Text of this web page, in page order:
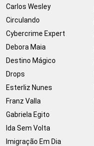
Carlos Wesley
Circulando
Cybercrime Expert
Debora Maia
Destino Mágico
Drops
Esterliz Nunes
Franz Valla
Gabriela Egito
Ida Sem Volta
Imigração Em Dia